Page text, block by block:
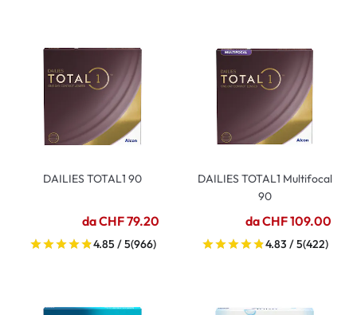
DAILIES TOTAL1 90
da CHF 79.20
4.85 / 5(966)
DAILIES TOTAL1 Multifocal
90
da CHF 109.00
4.83 / 5(422)